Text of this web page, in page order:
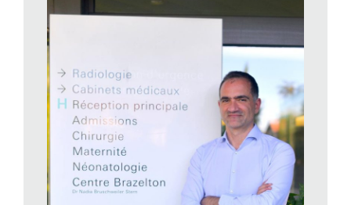
sentono sempre sereni nel fare una scelta che agli esordi
dell’era delle vaccinazioni era considerata una vera conquista,
e i pediatri sono sempre più confrontati col darsi da fare per
fugare i dubbi che insorgono.
«Credo siamo giunti al punto che i vaccini siano vittime del
proprio successo: non sappiamo se il numero di genitori
vaccino-scettici sia aumentato, ma è certo che se c’è ancora
una generazione che si ricorda delle malattie infettive debellate
dalle vaccinazioni e dei loro effetti spesso devastanti, così non
è per i nostri figli e i bambini che sono arrivati dopo e non
hanno visto né vissuto la poliomielite, la difterite e il tetano, ad